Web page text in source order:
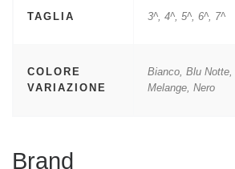
TAGLIA 3^, 4^, 5^, 6^, 7^
COLORE
VARIAZIONE
Bianco, Blu
Melange, Nero
Brand